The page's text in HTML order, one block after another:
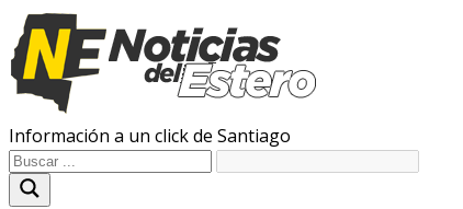
Información a un click de Santiago